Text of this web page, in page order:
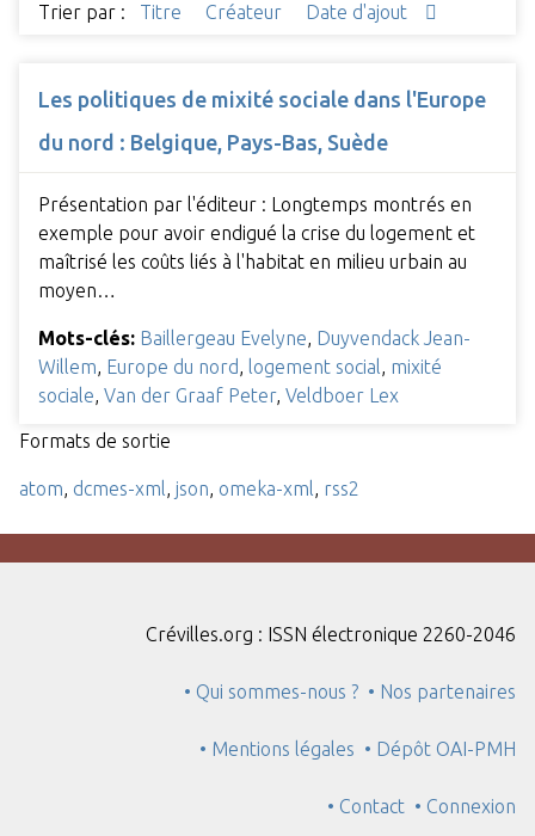
Trier par : Titre Créateur Date d'ajout
Les politiques de mixité sociale dans l'Europe
du nord : Belgique, Pays-Bas, Suède
Présentation par l'éditeur : Longtemps montrés en
exemple pour avoir endigué la crise du logement et
maîtrisé les coûts liés à l'habitat en milieu urbain au
moyen…
Mots-clés: Baillergeau Evelyne Duyvendack Jean-
Willem Europe du nord logement social
mixité
sociale Van der Graaf Peter, Veldboer Lex
Formats de sortie
atom dcmes-xml json omeka-xml rss2
Crévilles.org : ISSN électronique 2260-2046
• Qui sommes-nous ? • Nos partenaires
• Mentions légales • Dépôt OAI-PMH
• Contact • Connexion